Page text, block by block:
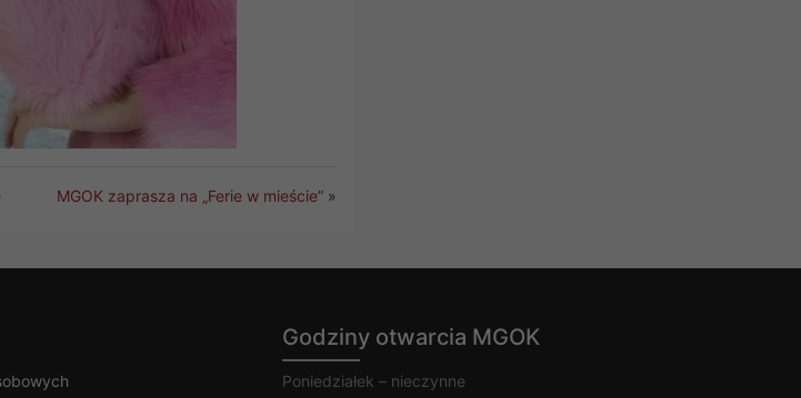
MGOK zaprasza na „Ferie w mieście” »
Godziny otwarcia MGOK
Poniedziałek – nieczynne